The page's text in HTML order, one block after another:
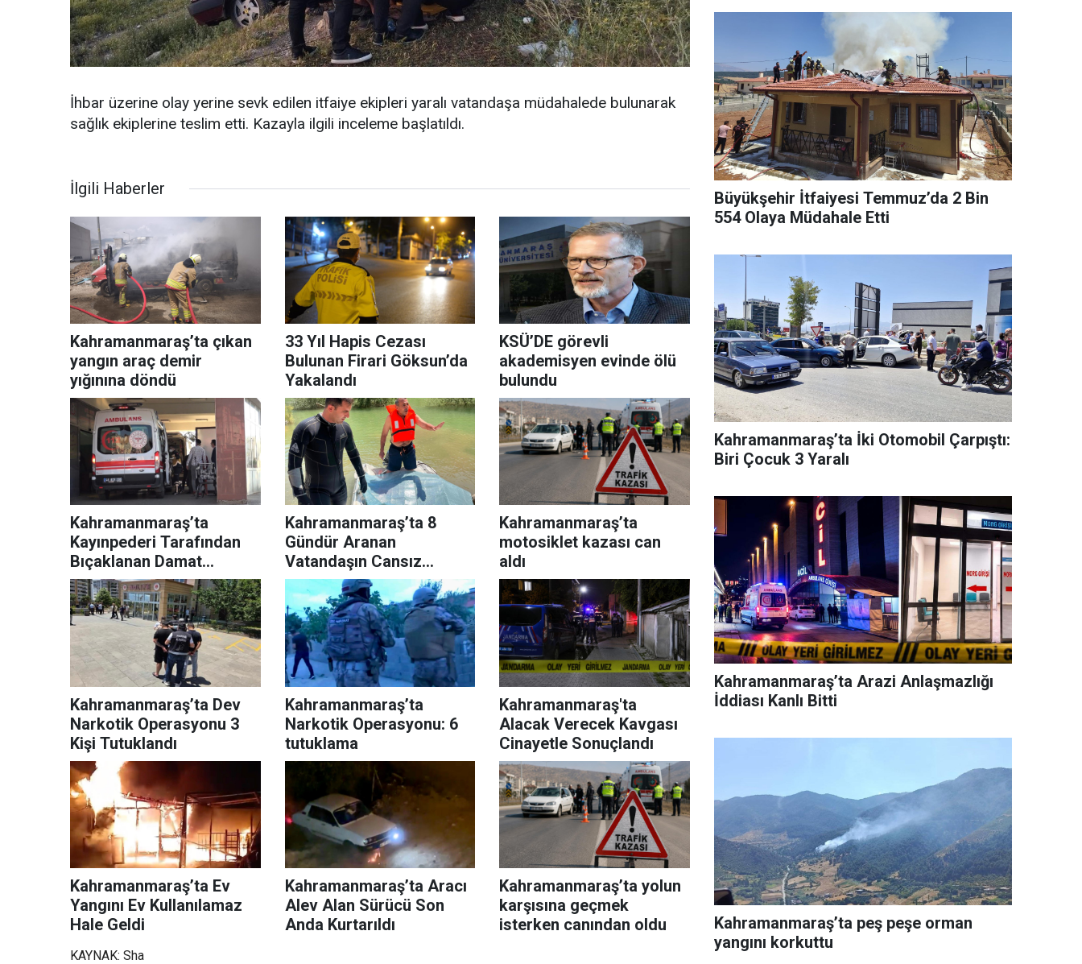
İhbar üzerine olay yerine sevk edilen itfaiye ekipleri yaralı vatandaşa müdahalede bulunarak
sağlık ekiplerine teslim etti. Kazayla ilgili inceleme başlatıldı.
İlgili Haberler
Kahramanmaraş’ta çıkan
yangın araç demir
yığınına döndü
33 Yıl Hapis Cezası
Bulunan Firari Göksun’da
Yakalandı
KSÜ’DE görevli
akademisyen evinde ölü
bulundu
Kahramanmaraş’ta
Kayınpederi Tarafından
Bıçaklanan Damat
Hayatını Kaybetti
Kahramanmaraş’ta 8
Gündür Aranan
Vatandaşın Cansız
Bedenine Ulaşıldı
Kahramanmaraş’ta
motosiklet kazası can
aldı
Kahramanmaraş’ta Dev
Narkotik Operasyonu 3
Kişi Tutuklandı
Kahramanmaraş’ta
Narkotik Operasyonu: 6
tutuklama
Kahramanmaraş'ta
Alacak Verecek Kavgası
Cinayetle Sonuçlandı
Kahramanmaraş’ta Ev
Yangını Ev Kullanılamaz
Hale Geldi
Kahramanmaraş’ta Aracı
Alev Alan Sürücü Son
Anda Kurtarıldı
Kahramanmaraş’ta yolun
karşısına geçmek
isterken canından oldu
KAYNAK: Sha
Büyükşehir İtfaiyesi Temmuz’da 2 Bin
554 Olaya Müdahale Etti
Kahramanmaraş’ta İki Otomobil Çarpıştı:
Biri Çocuk 3 Yaralı
Kahramanmaraş’ta Arazi Anlaşmazlığı
İddiası Kanlı Bitti
Kahramanmaraş’ta peş peşe orman
yangını korkuttu